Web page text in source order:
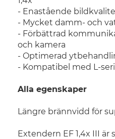
- Enastående
- Mycket damm- och
- Förbättrad
och kamera
- Optimerad
- Kompatibel med L-
Alla egenskaper
Längre brännvidd för
Extendern EF 1,4x III